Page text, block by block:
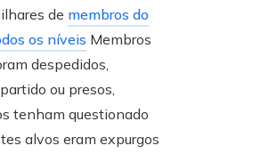
de membros do
os níveis Membros
despedidos,
ou presos,
tenham questionado
alvos eram expurgos